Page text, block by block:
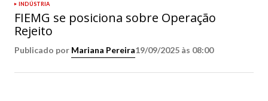
INDÚSTRIA
FIEMG se posiciona sobre Operação
Rejeito
Publicado por Mariana Pereira19/09/2025 às 08:00